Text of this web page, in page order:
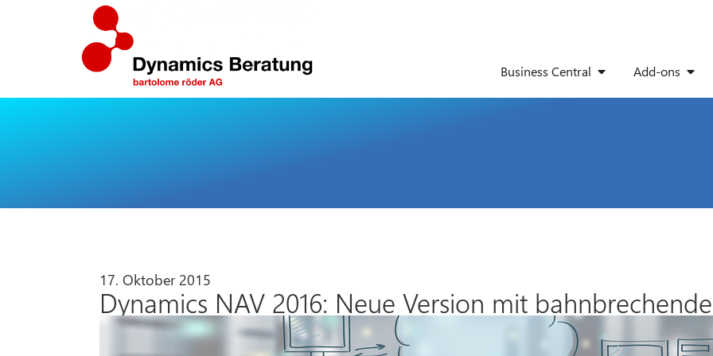
Business Central Add-ons
17. Oktober 2015
Dynamics NAV 2016: Neue Version mit